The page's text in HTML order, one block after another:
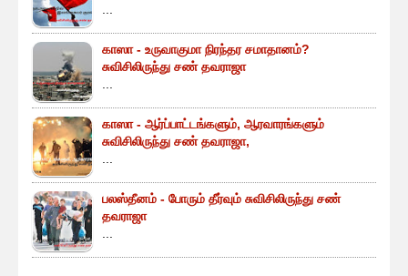
காஸா - உருவாகுமா நிரந்தர சமாதானம்?
சுவிசிலிருந்து சண் தவராஜா
காஸா - ஆர்ப்பாட்டங்களும், ஆரவாரங்களும்
சுவிசிலிருந்து சண் தவராஜா,
பலஸ்தீனம் - போரும் தீர்வும் சுவிசிலிருந்து சண்
தவராஜா